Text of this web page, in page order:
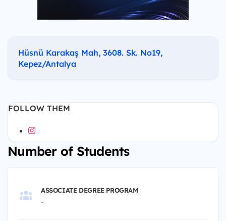
Hüsnü Karakaş Mah, 3608. Sk. No19,
Kepez/Antalya
FOLLOW THEM
Number of Students
ASSOCIATE DEGREE PROGRAM
-